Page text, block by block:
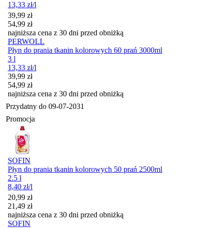
13,33 zł/l
Cena promocyjna
39,99 zł
54,99 zł
najniższa cena z 30 dni przed obniżką
PERWOLL
Płyn do prania tkanin kolorowych 60 prań 3000ml
3 l
13,33 zł/l
Cena promocyjna
39,99 zł
54,99 zł
najniższa cena z 30 dni przed obniżką
Przydatny do 09-07-2031
Promocja
SOFIN
Płyn do prania tkanin kolorowych 50 prań 2500ml
2.5 l
8,40 zł/l
Cena promocyjna
20,99 zł
21,49 zł
najniższa cena z 30 dni przed obniżką
SOFIN